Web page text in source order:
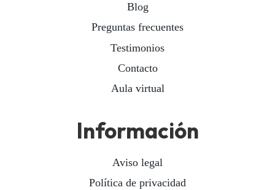
Blog
Preguntas frecuentes
Testimonios
Contacto
Aula virtual
Información
Aviso legal
Política de privacidad